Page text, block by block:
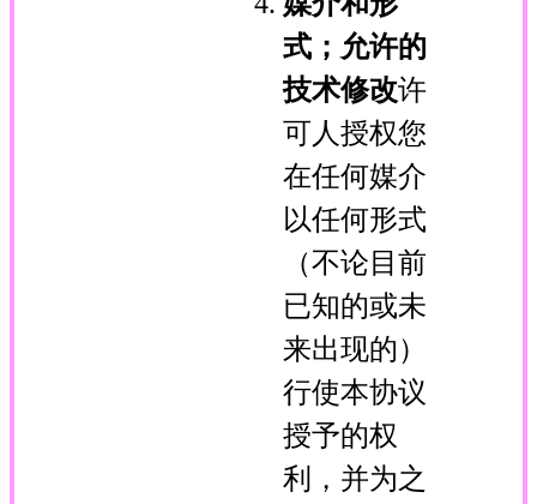
式；允许的
技术修改许
可人授权您
在任何媒介
以任何形式
（不论目前
已知的或未
来出现的）
行使本协议
授予的权
利，并为之